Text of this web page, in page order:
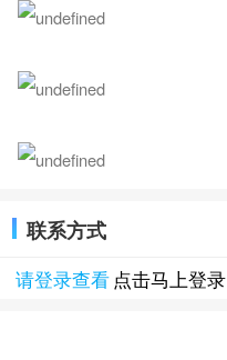
联系方式
请登录查看 点击马上登录